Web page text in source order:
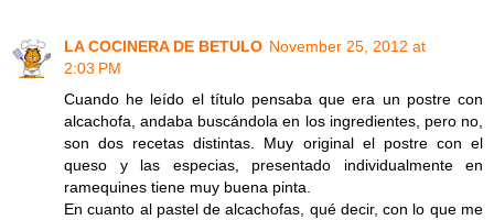
LA COCINERA DE BETULO November 25, 2012 at
2:03 PM
Cuando he leído el título pensaba que era un postre con
alcachofa, andaba buscándola en los ingredientes, pero no,
son dos recetas distintas. Muy original el postre con el
queso y las especias, presentado individualmente en
ramequines tiene muy buena pinta.
En cuanto al pastel de alcachofas, qué decir, con lo que me